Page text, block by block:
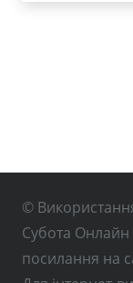
©
Субота
посилання на